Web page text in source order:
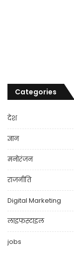
Categories
देश
ज्ञान
मनोरंजन
राजनीति
Digital Marketing
लाइफस्टाइल
jobs